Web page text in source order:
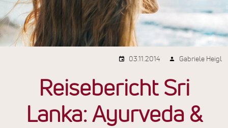
03.11.2014 Gabriele Heigl
Reisebericht Sri
Lanka: Ayurveda &